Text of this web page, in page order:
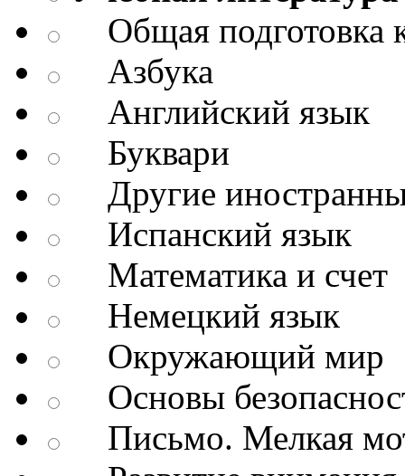
Общая подготовка
Азбука
Английский язык
Буквари
Другие
Испанский язык
Математика и счет
Немецкий язык
Окружающий мир
Основы
Письмо. Мелкая